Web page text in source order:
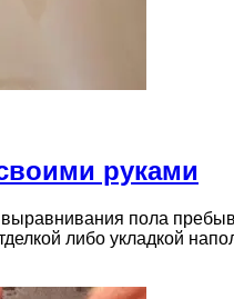
руками
пола
либо укладкой